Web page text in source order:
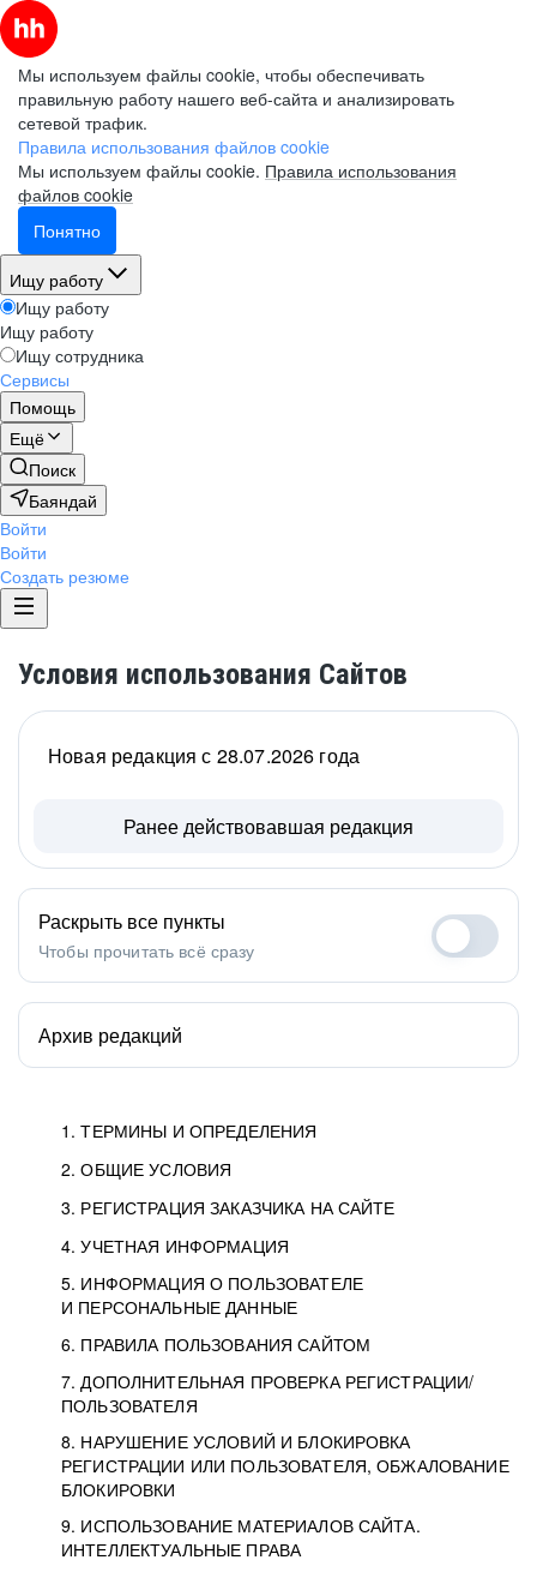
Мы используем файлы cookie, чтобы обеспечивать
правильную работу нашего веб-сайта и анализировать
сетевой трафик.
Правила использования файлов cookie
Мы используем файлы cookie. Правила использования
файлов cookie
Понятно
Ищу работу
Ищу работу
Ищу работу
Ищу сотрудника
Сервисы
Помощь
Ещё
Поиск
Баяндай
Войти
Войти
Создать резюме
Условия использования Сайтов
1. ТЕРМИНЫ И ОПРЕДЕЛЕНИЯ
2. ОБЩИЕ УСЛОВИЯ
3. РЕГИСТРАЦИЯ ЗАКАЗЧИКА НА САЙТЕ
4. УЧЕТНАЯ ИНФОРМАЦИЯ
5. ИНФОРМАЦИЯ О ПОЛЬЗОВАТЕЛЕ
И ПЕРСОНАЛЬНЫЕ ДАННЫЕ
6. ПРАВИЛА ПОЛЬЗОВАНИЯ САЙТОМ
7. ДОПОЛНИТЕЛЬНАЯ ПРОВЕРКА РЕГИСТРАЦИИ/
ПОЛЬЗОВАТЕЛЯ
8. НАРУШЕНИЕ УСЛОВИЙ И БЛОКИРОВКА
РЕГИСТРАЦИИ ИЛИ ПОЛЬЗОВАТЕЛЯ, ОБЖАЛОВАНИЕ
БЛОКИРОВКИ
9. ИСПОЛЬЗОВАНИЕ МАТЕРИАЛОВ САЙТА.
ИНТЕЛЛЕКТУАЛЬНЫЕ ПРАВА
Новая редакция с 28.07.2026 года
Ранее действовавшая редакция
Раскрыть все пункты
Чтобы прочитать всё сразу
Архив редакций